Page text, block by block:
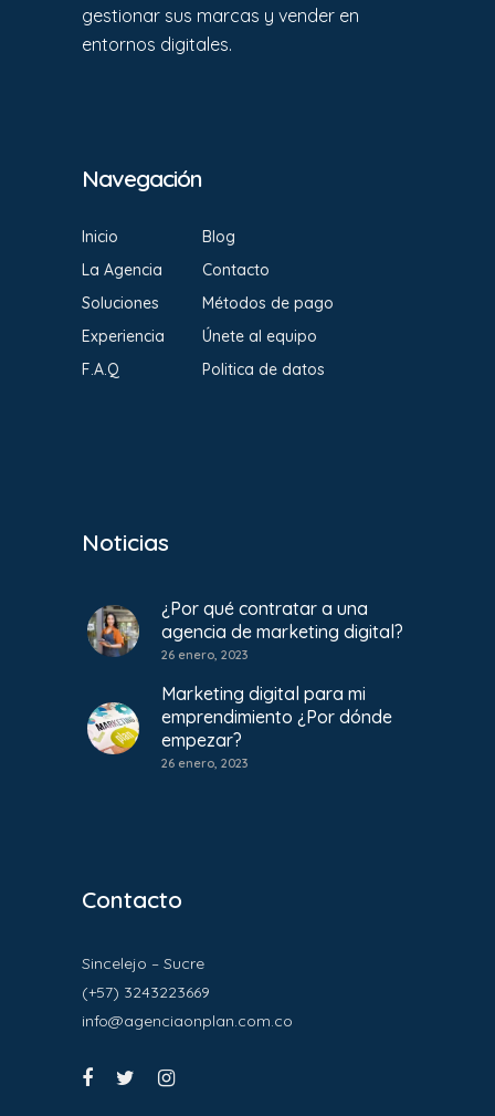
gestionar sus marcas y vender en
entornos digitales.
Navegación
Inicio
La Agencia
Soluciones
Experiencia
F.A.Q
Blog
Contacto
Métodos de pago
Únete al equipo
Politica de datos
Noticias
¿Por qué contratar a una
agencia de marketing digital?
26 enero, 2023
Marketing digital para mi
emprendimiento ¿Por dónde
empezar?
26 enero, 2023
Contacto
Sincelejo – Sucre
(+57) 3243223669
info@agenciaonplan.com.co